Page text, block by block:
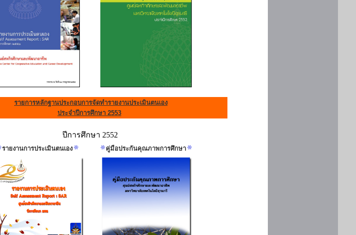
รายการหลักฐานประกอบการจัดทำรายงานประเมินตนเอง
ประจำปีการศึกษา 2553
ปีการศึกษา 2552
รายงานการประเมินตนเอง คู่มือประกันคุณภาพการศึกษา